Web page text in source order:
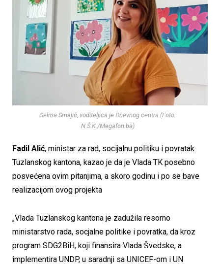
Selma Smajić, voditeljica je Dnevnog centra (Foto:
N.Š.K./Megafon.ba)
Fadil Alić, ministar za rad, socijalnu politiku i povratak
Tuzlanskog kantona, kazao je da je Vlada TK posebno
posvećena ovim pitanjima, a skoro godinu i po se bave
realizacijom ovog projekta
„Vlada Tuzlanskog kantona je zadužila resorno
ministarstvo rada, socjalne politike i povratka, da kroz
program SDG2BiH, koji finansira Vlada Švedske, a
implementira UNDP, u saradnji sa UNICEF-om i UN